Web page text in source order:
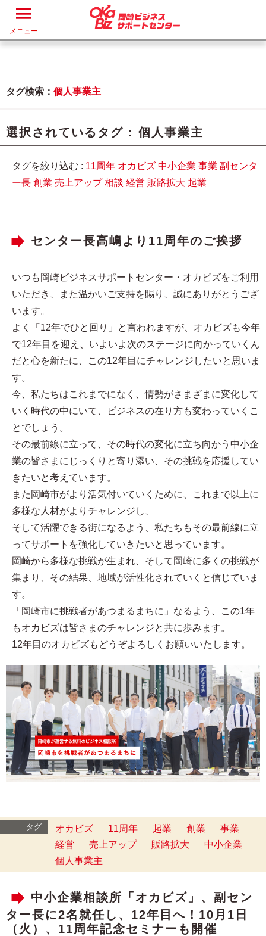
メニュー
タグ検索： 個人事業主
選択されているタグ : 個人事業主
タグを絞り込む : 11周年 オカビズ 中小企業 事業 副センタ
ー長 創業 売上アップ 相談 経営 販路拡大 起業
センター長高嶋より11周年のご挨拶
いつも岡崎ビジネスサポートセンター・オカビズをご利用
いただき、また温かいご支持を賜り、誠にありがとうござ
います。
よく「12年でひと回り」と言われますが、オカビズも今年
で12年目を迎え、いよいよ次のステージに向かっていくん
だと心を新たに、この12年目にチャレンジしたいと思いま
す。
今、私たちはこれまでになく、情勢がさまざまに変化して
いく時代の中にいて、ビジネスの在り方も変わっていくこ
とでしょう。
その最前線に立って、その時代の変化に立ち向かう中小企
業の皆さまにじっくりと寄り添い、その挑戦を応援してい
きたいと考えています。
また岡崎市がより活気付いていくために、これまで以上に
多様な人材がよりチャレンジし、
そして活躍できる街になるよう、私たちもその最前線に立
ってサポートを強化していきたいと思っています。
岡崎から多様な挑戦が生まれ、そして岡崎に多くの挑戦が
集まり、その結果、地域が活性化されていくと信じていま
す。
「岡崎市に挑戦者があつまるまちに」なるよう、この1年
もオカビズは皆さまのチャレンジと共に歩みます。
12年目のオカビズもどうぞよろしくお願いいたします。
タグ オカビズ 11周年 起業 創業
事業
経営
売上アップ 販路拡大
中小企業
個人事業主
中小企業相談所「オカビズ」、副セン
ター長に2名就任し、12年目へ！10月1日
（火）、11周年記念セミナーも開催